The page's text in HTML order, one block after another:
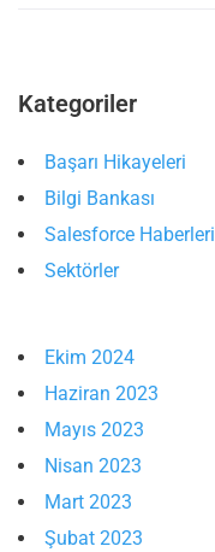
Kategoriler
Başarı Hikayeleri
Bilgi Bankası
Salesforce Haberleri
Sektörler
Ekim 2024
Haziran 2023
Mayıs 2023
Nisan 2023
Mart 2023
Şubat 2023